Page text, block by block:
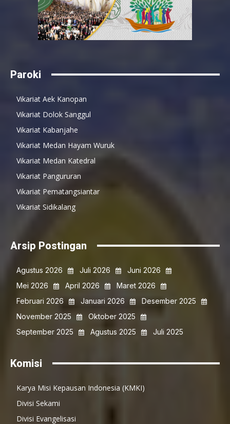
Paroki
Vikariat Aek Kanopan
Vikariat Dolok Sanggul
Vikariat Kabanjahe
Vikariat Medan Hayam Wuruk
Vikariat Medan Katedral
Vikariat Pangururan
Vikariat Pematangsiantar
Vikariat Sidikalang
Arsip Postingan
Agustus 2026 Juli 2026
Juni 2026
Mei 2026
April 2026
Maret 2026
Februari 2026
Januari 2026
Desember 2025
November 2025
Oktober 2025
September 2025
Agustus 2025 Juli 2025
Komisi
Karya Misi Kepausan Indonesia (KMKI)
Divisi Sekami
Divisi Evangelisasi